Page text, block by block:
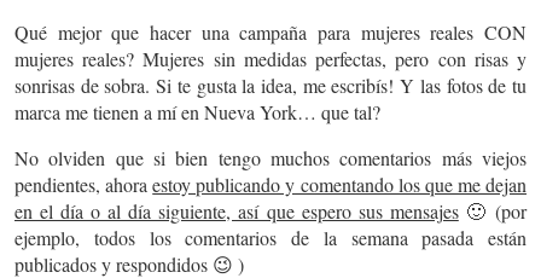
Qué mejor que hacer una campaña para mujeres reales CON
mujeres reales? Mujeres sin medidas perfectas, pero con risas y
sonrisas de sobra. Si te gusta la idea, me escribís! Y las fotos de tu
marca me tienen a mí en Nueva York… que tal?
No olviden que si bien tengo muchos comentarios más viejos
pendientes, ahoraestoy publicando y comentando los que me dejan
en el día o al día siguiente, así que espero sus mensajes🙂 (por
ejemplo, todos los comentarios de la semana pasada están
publicados y respondidos 😉 )